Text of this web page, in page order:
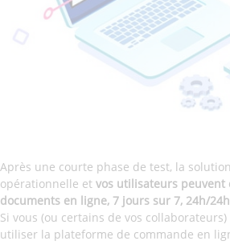
Après une courte phase de test, la
opérationnelle et vos utilisateurs peuvent
documents en ligne, 7 jours sur 7, 24h/
Si vous (ou certains de vos
utiliser la plateforme de commande en